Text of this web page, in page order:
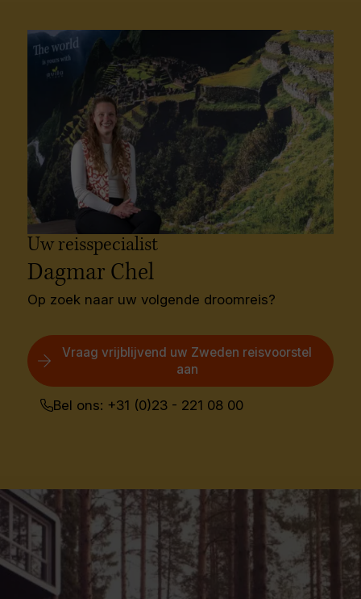
Bekijk onze cruises
Uw reisspecialist
Dagmar Chel
Op zoek naar uw volgende droomreis?
Vraag vrijblijvend uw Zweden reisvoorstel
aan
Bel ons: +31 (0)23 - 221 08 00